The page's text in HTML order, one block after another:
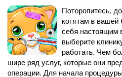
Поторопитесь,
котятам в вашей
себя настоящим
выберите
работать. Чем
шире ряд услуг, которые они
операции. Для начала